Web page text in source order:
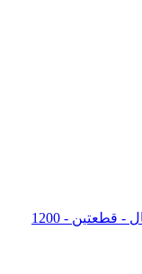
ريبون جهاز تمليس وتصفيف الشعر بروفيشنال - قطعتين - 1200